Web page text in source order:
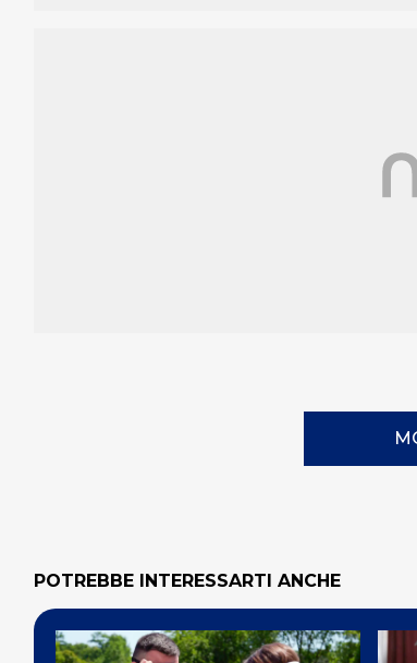
POTREBBE INTERESSARTI ANCHE